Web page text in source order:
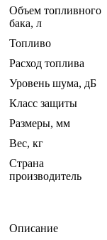
Объем топливного
бака, л
Топливо
Расход топлива
Уровень шума, дБ
Класс защиты
Размеры, мм
Вес, кг
Страна
производитель
Описание